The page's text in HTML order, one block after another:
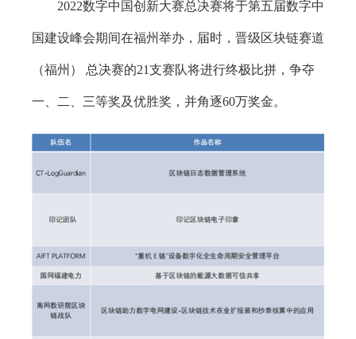
2022数字中国创新大赛总决赛将于第五届数字中
国建设峰会期间在福州举办，届时，晋级区块链赛道
（福州） 总决赛的21支赛队将进行终极比拼，争夺
一、二、三等奖及优胜奖，并角逐60万奖金。